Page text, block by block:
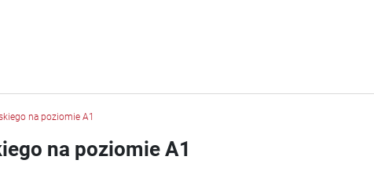
na poziomie A1
na poziomie A1